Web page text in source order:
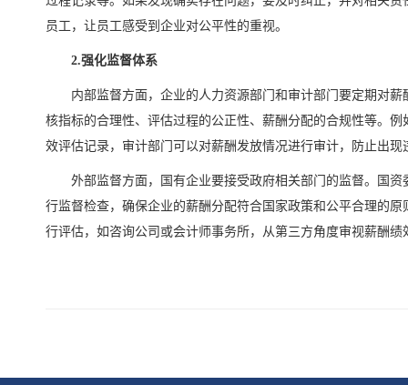
员工，让员工感受到企业对公平性的重视。
2.强化监督体系
内部监督方面，企业的人力资源部门和审计部门要定期对
核指标的合理性、评估过程的公正性、薪酬分配的合规性等。
效评估记录，审计部门可以对薪酬发放情况进行审计，防止出现
外部监督方面，国有企业要接受政府相关部门的监督。国
行监督检查，确保企业的薪酬分配符合国家政策和公平合理的
行评估，如咨询公司或会计师事务所，从第三方角度审视薪酬绩